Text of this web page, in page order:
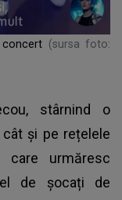
(sursa foto:
stârnind o
și pe rețelele
urmăresc
de șocați de